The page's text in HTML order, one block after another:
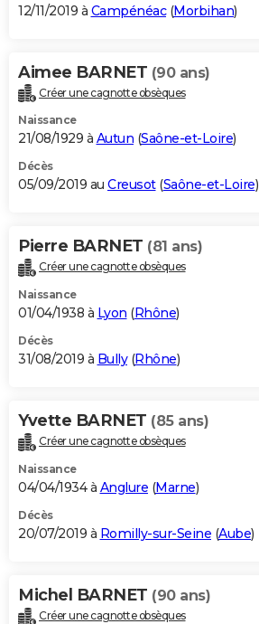
12/11/2019 à Campénéac(Morbihan)
Aimee BARNET (90 ans)
Créer une cagnotte obsèques
Naissance
21/08/1929 à Autun (Saône-et-Loire)
Décès
05/09/2019 au Creusot(Saône-et-Loire)
Pierre BARNET (81 ans)
Créer une cagnotte obsèques
Naissance
01/04/1938 à Lyon (Rhône)
Décès
31/08/2019 à Bully(Rhône)
Yvette BARNET (85 ans)
Créer une cagnotte obsèques
Naissance
04/04/1934 à Anglure (Marne)
Décès
20/07/2019 à Romilly-sur-Seine (Aube)
Michel BARNET (90 ans)
Créer une cagnotte obsèques